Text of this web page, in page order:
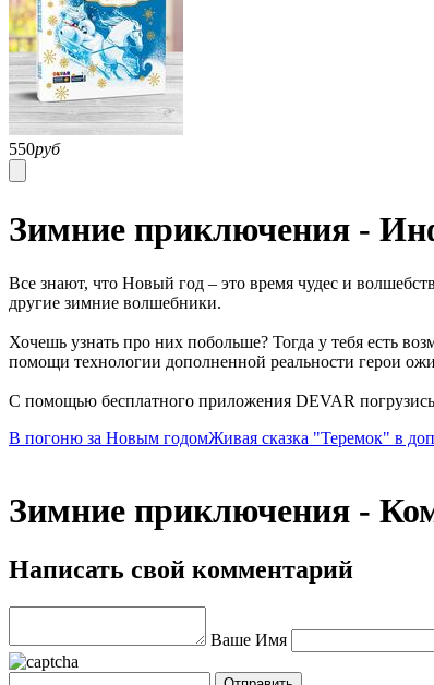
550руб
Зимние приключения -
Все знают, что Новый год – это время чудес и
другие зимние волшебники.
Хочешь узнать про них побольше? Тогда у тебя есть
помощи технологии дополненной реальности герои
С помощью бесплатного приложения DEVAR
В погоню за Новым годомЖивая сказка "Теремок" в
Зимние приключения -
Написать свой комментарий
Ваше Имя